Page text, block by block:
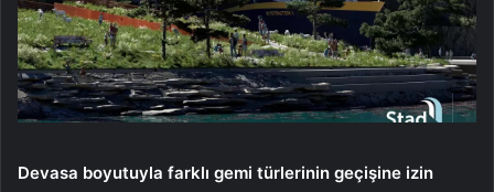
Devasa boyutuyla farklı gemi türlerinin geçişine izin